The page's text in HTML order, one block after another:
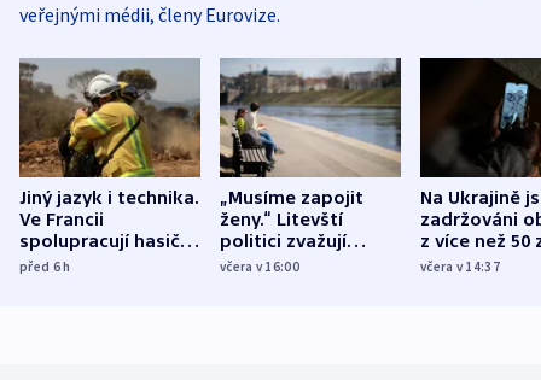
veřejnými médii, členy Eurovize.
Jiný jazyk i technika.
Ve Francii
spolupracují hasiči z
různých zemí
před 6h
„Musíme zapojit
ženy.“ Litevští
politici zvažují
dohodu o
včera v 16:00
Na Ukrajině
zadržováni
z více než 50
Bojovali na
včera v 14:37